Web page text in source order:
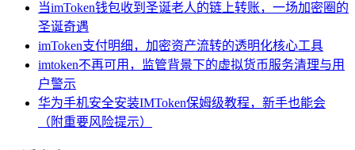
当imToken钱包收到圣诞老人的链上转账，一场加密圈的
圣诞奇遇
imToken支付明细，加密资产流转的透明化核心工具
imtoken不再可用，监管背景下的虚拟货币服务清理与用
户警示
华为手机安全安装IMToken保姆级教程，新手也能会
（附重要风险提示）